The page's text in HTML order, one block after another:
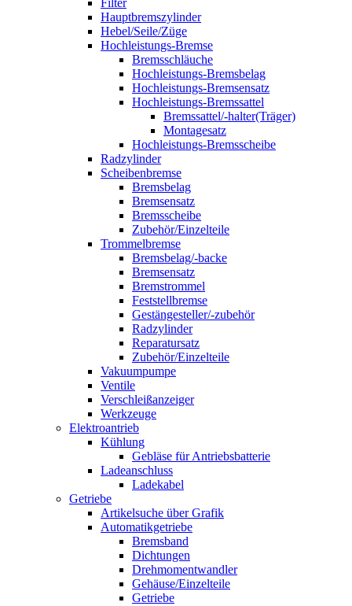
Filter
Hauptbremszylinder
Hebel/Seile/Züge
Hochleistungs-Bremse
Bremsschläuche
Hochleistungs-Bremsbelag
Hochleistungs-Bremsensatz
Hochleistungs-Bremssattel
Bremssattel/-halter(Träger)
Montagesatz
Hochleistungs-Bremsscheibe
Radzylinder
Scheibenbremse
Bremsbelag
Bremsensatz
Bremsscheibe
Zubehör/Einzelteile
Trommelbremse
Bremsbelag/-backe
Bremsensatz
Bremstrommel
Feststellbremse
Gestängesteller/-zubehör
Radzylinder
Reparatursatz
Zubehör/Einzelteile
Vakuumpumpe
Ventile
Verschleißanzeiger
Werkzeuge
Elektroantrieb
Kühlung
Gebläse für Antriebsbatterie
Ladeanschluss
Ladekabel
Getriebe
Artikelsuche über Grafik
Automatikgetriebe
Bremsband
Dichtungen
Drehmomentwandler
Gehäuse/Einzelteile
Getriebe